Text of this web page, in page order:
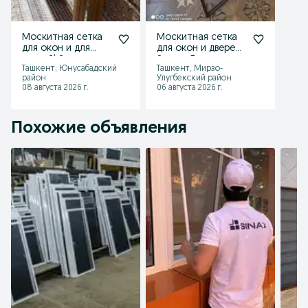
Москитная сетка
для окон и для
доставка,
Установка 24/7
Ташкент, Юнусабадский
район
08 августа 2026 г.
Москитная сетка
для окон и дверей!
Установка
Бесплатно!
Ташкент, Мирзо-
Улугбекский район
06 августа 2026 г.
Похожие объявления